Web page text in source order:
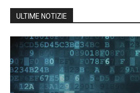
ULTIME NOTIZIE